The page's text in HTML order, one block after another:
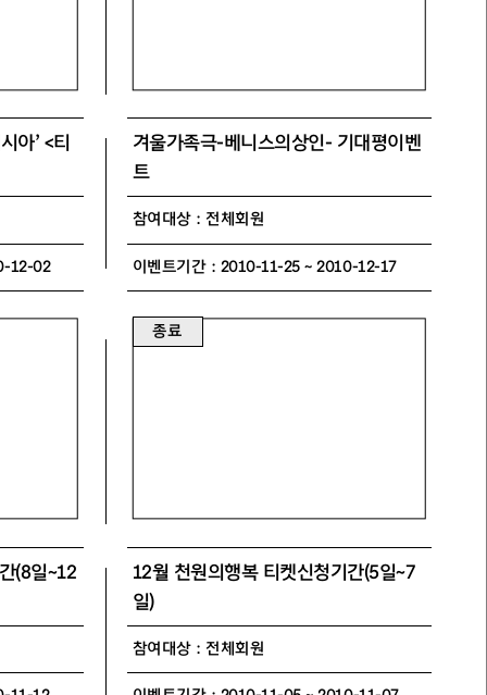
아’ <티
12-02
겨울가족극-베니스의상인- 기대평이벤
트
참여대상 : 전체회원
이벤트기간 : 2010-11-25 ~ 2010-12-17
(8일~12
종료
12월 천원의행복 티켓신청기간(5일~7
일)
참여대상 : 전체회원